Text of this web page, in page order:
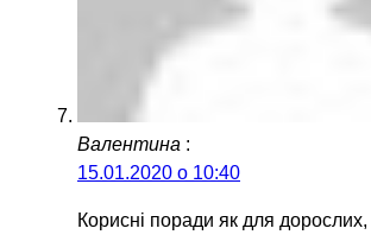
Валентина :
15.01.2020 о 10:40
Корисні поради як для дорослих,